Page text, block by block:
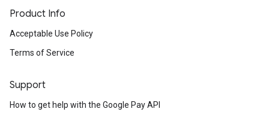
Product Info
Acceptable Use Policy
Terms of Service
Support
How to get help with the Google Pay API